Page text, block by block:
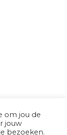
om jou de
jouw
bezoeken.